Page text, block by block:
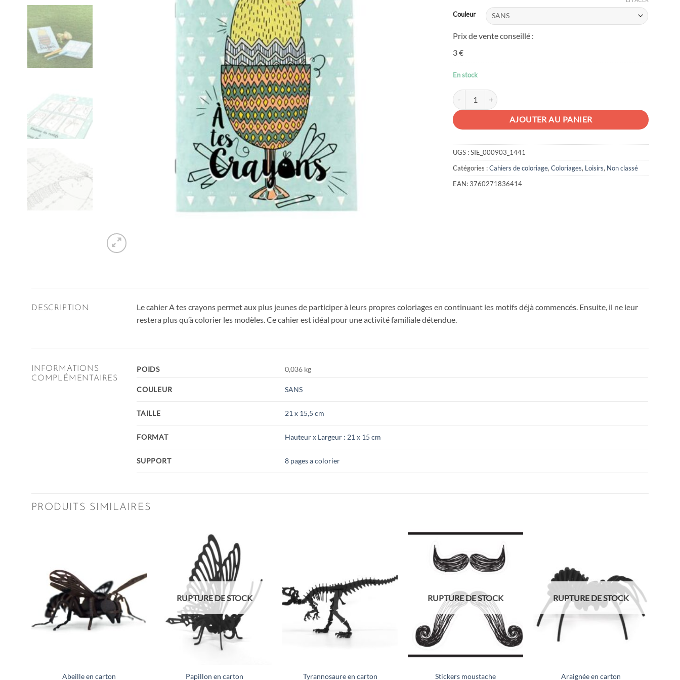
Couleur
Prix de vente conseillé :
3 €
En stock
quantité de Cahier à tes crayons
AJOUTER AU PANIER
UGS :SIE_000903_1441
Catégories :Cahiers de coloriage,Coloriages, Loisirs, Non classé
EAN:3760271836414
DESCRIPTION
Le cahier A tes crayons permet aux plus jeunes de participer à leurs propres coloriages en continuant les motifs déjà commencés. Ensuite, il ne leur
restera plus qu’à colorier les modèles. Ce cahier est idéal pour une activité familiale détendue.
INFORMATIONS
COMPLÉMENTAIRES
POIDS 0,036 kg
COULEUR SANS
TAILLE 21 x 15,5 cm
FORMAT Hauteur x Largeur : 21 x 15 cm
SUPPORT 8 pages a colorier
PRODUITS SIMILAIRES
Abeille en carton
RUPTURE DE STOCK
Papillon en carton Tyrannosaure en carton
RUPTURE DE STOCK
Stickers moustache
RUPTURE DE STOCK
Araignée en carton